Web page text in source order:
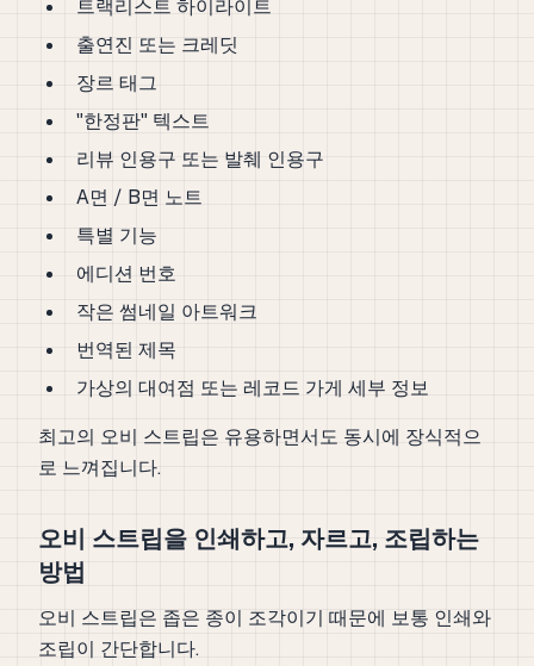
트랙리스트 하이라이트
출연진 또는 크레딧
장르 태그
"한정판" 텍스트
리뷰 인용구 또는 발췌 인용구
A면 / B면 노트
특별 기능
에디션 번호
작은 썸네일 아트워크
번역된 제목
가상의 대여점 또는 레코드 가게 세부 정보
최고의 오비 스트립은 유용하면서도 동시에 장식적으
로 느껴집니다.
오비 스트립을 인쇄하고, 자르고, 조립하는
방법
오비 스트립은 좁은 종이 조각이기 때문에 보통 인쇄와
조립이 간단합니다.